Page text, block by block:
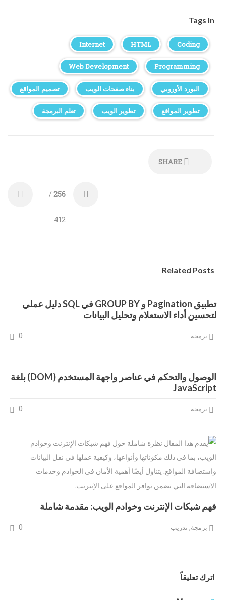
Tags In
Coding
HTML
Internet
Programming
Web Development
البورد الأوروبي بناء صفحات الويب تصميم المواقع
تطوير المواقع تطوير الويب تعلم البرمجة
SHARE
256
/
412
Related Posts
تطبيق Pagination و GROUP BY في SQL دليل عملي
لتحسين أداء الاستعلام وتحليل البيانات
برمجة 0
الوصول والتحكم في عناصر واجهة المستخدم (DOM) بلغة
JavaScript
برمجة 0
فهم شبكات الإنترنت وخوادم الويب: مقدمة شاملة
برمجة, تدريب 0
اترك تعليقاً